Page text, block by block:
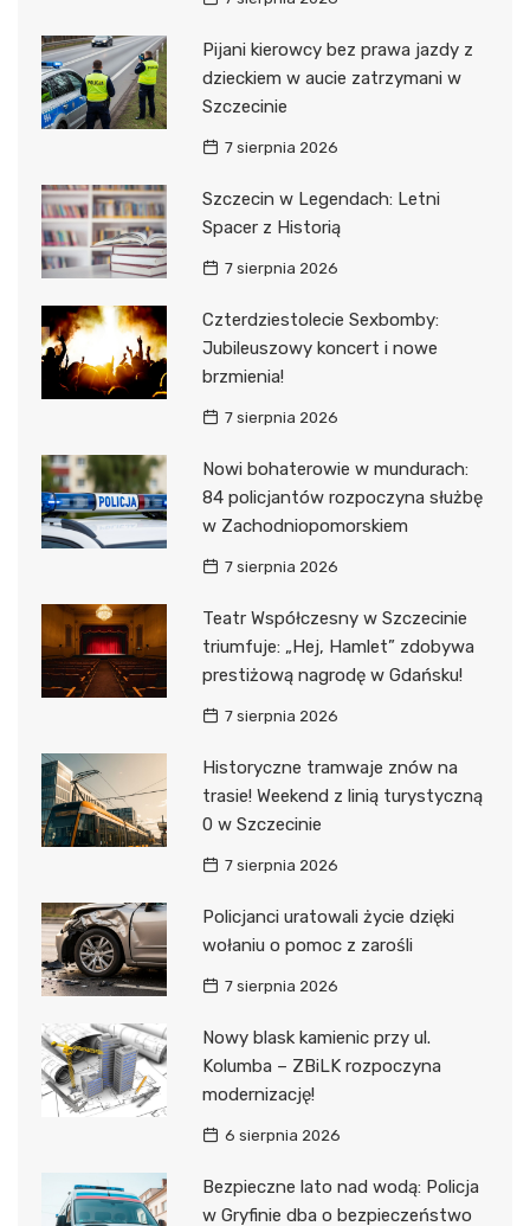
Pijani kierowcy bez prawa jazdy z
dzieckiem w aucie zatrzymani w
Szczecinie
7 sierpnia 2026
Szczecin w Legendach: Letni
Spacer z Historią
7 sierpnia 2026
Czterdziestolecie Sexbomby:
Jubileuszowy koncert i nowe
brzmienia!
7 sierpnia 2026
Nowi bohaterowie w mundurach:
84 policjantów rozpoczyna służbę
w Zachodniopomorskiem
7 sierpnia 2026
Teatr Współczesny w Szczecinie
triumfuje: „Hej, Hamlet” zdobywa
prestiżową nagrodę w Gdańsku!
7 sierpnia 2026
Historyczne tramwaje znów na
trasie! Weekend z linią turystyczną
0 w Szczecinie
7 sierpnia 2026
Policjanci uratowali życie dzięki
wołaniu o pomoc z zarośli
7 sierpnia 2026
Nowy blask kamienic przy ul.
Kolumba – ZBiLK rozpoczyna
modernizację!
6 sierpnia 2026
Bezpieczne lato nad wodą: Policja
w Gryfinie dba o bezpieczeństwo